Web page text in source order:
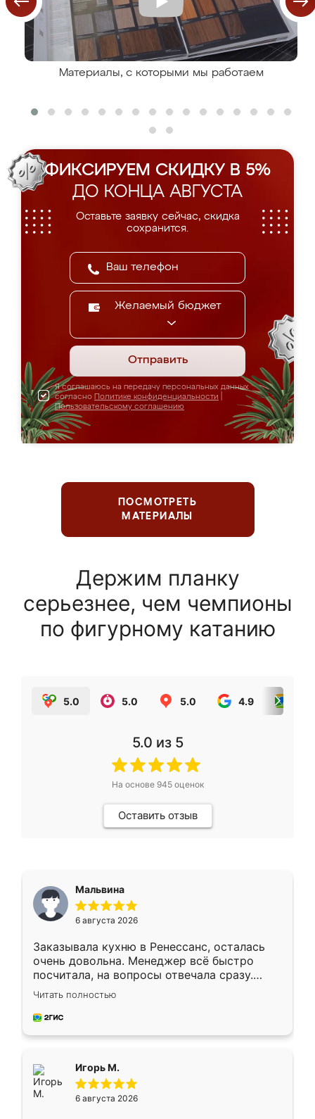
Материалы, с которыми мы работаем
ФИКСИРУЕМ СКИДКУ В 5%
ДО КОНЦА АВГУСТА
Оставьте заявку сейчас, скидка
сохранится.
Желаемый бюджет
Отправить
Я соглашаюсь на передачу персональных данных
согласно Политике конфиденциальности
Пользовательскому соглашению
ПОСМОТРЕТЬ
МАТЕРИАЛЫ
Держим планку
серьезнее, чем чемпионы
по фигурному катанию
5.0 5.0 5.0 4.9
5.0 из 5
На основе 945оценок
Оставить отзыв
Мальвина
6 августа 2026
Заказывала кухню в Ренессанс, осталась
очень довольна. Менеджер всё быстро
посчитала, на вопросы отвечала сразу.
Замерщик приехал в субботу, подошёл к
делу со всей ответственностью. Собрали
за день, ребята работали аккуратно, даже
Читать полностью
Игорь М.
6 августа 2026